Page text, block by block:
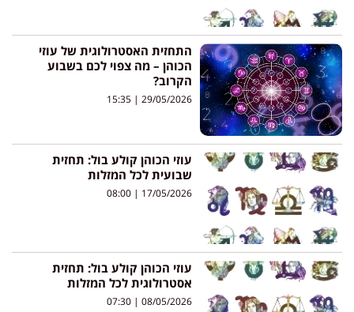
התחזית האסטרולוגית של עוזי
הכוהן – מה צפוי לכם בשבוע
הקרוב?
29/05/2026
עוזי הכוהן קולע בול: תחזית
שבועית לכל המזלות
17/05/2026
עוזי הכוהן קולע בול: תחזית
אסטרולוגית לכל המזלות
08/05/2026